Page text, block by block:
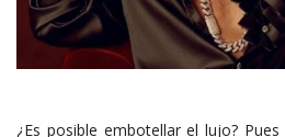
¿Es posible embotellar el lujo?